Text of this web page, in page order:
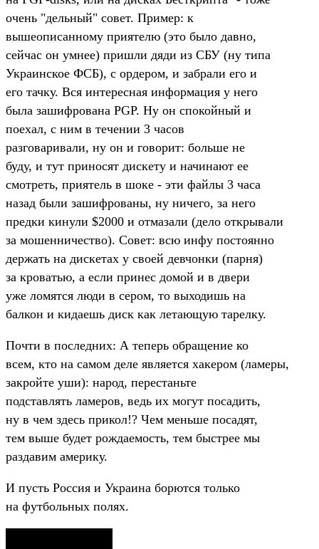
очень "дельный" совет. Пример: к
вышеописанному приятелю (это было давно,
сейчас он умнее) пришли дяди из СБУ (ну типа
Украинское ФСБ), с ордером, и забрали его и
его тачку. Вся интересная информация у него
была зашифрована PGP. Ну он спокойный и
поехал, с ним в течении 3 часов
разговаривали, ну он и говорит: больше не
буду, и тут приносят дискету и начинают ее
смотреть, приятель в шоке - эти файлы 3 часа
назад были зашифрованы, ну ничего, за него
предки кинули $2000 и отмазали (дело открывали
за мошенничество). Совет: всю инфу постоянно
держать на дискетах у своей девчонки (парня)
за кроватью, а если принес домой и в двери
уже ломятся люди в сером, то выходишь на
балкон и кидаешь диск как летающую тарелку.
Почти в последних: А теперь обращение ко
всем, кто на самом деле является хакером (ламеры,
закройте уши): народ, перестаньте
подставлять ламеров, ведь их могут посадить,
ну в чем здесь прикол!? Чем меньше посадят,
тем выше будет рождаемость, тем быстрее мы
раздавим америку.
И пусть Россия и Украина борются только
на футбольных полях.